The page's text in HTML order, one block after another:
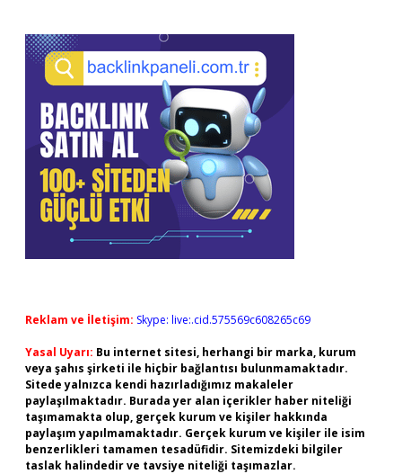
Reklam ve İletişim: Skype: live:.cid.575569c608265c69
Yasal Uyarı: Bu internet sitesi, herhangi bir marka, kurum
veya şahıs şirketi ile hiçbir bağlantısı bulunmamaktadır.
Sitede yalnızca kendi hazırladığımız makaleler
paylaşılmaktadır. Burada yer alan içerikler haber niteliği
taşımamakta olup, gerçek kurum ve kişiler hakkında
paylaşım yapılmamaktadır. Gerçek kurum ve kişiler ile isim
benzerlikleri tamamen tesadüfidir. Sitemizdeki bilgiler
taslak halindedir ve tavsiye niteliği taşımazlar.